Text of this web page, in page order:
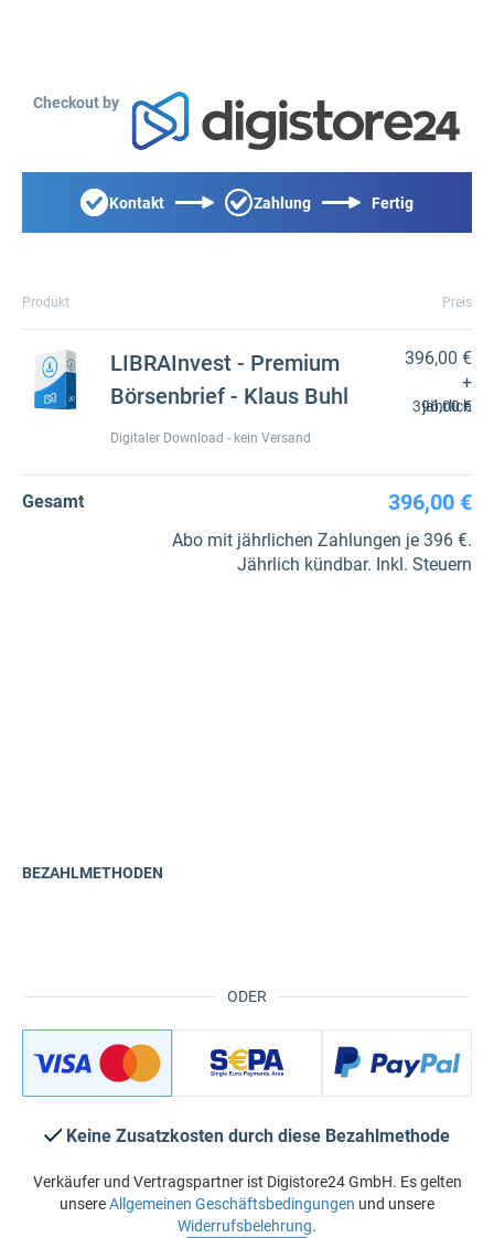
Checkout by
Kontakt Zahlung Fertig
Produkt Preis
LIBRAInvest - Premium
Börsenbrief - Klaus Buhl
Digitaler Download - kein Versand
396,00 €
+
396,00 €
jährlich
Gesamt 396,00 €
Abo mit jährlichen Zahlungen je 396 €.
Jährlich kündbar. Inkl. Steuern
ODER
BEZAHLMETHODEN
Keine Zusatzkosten durch diese Bezahlmethode
Verkäufer und Vertragspartner ist Digistore24 GmbH. Es gelten
unsereAllgemeinen Geschäftsbedingungen und unsere
Widerrufsbelehrung.